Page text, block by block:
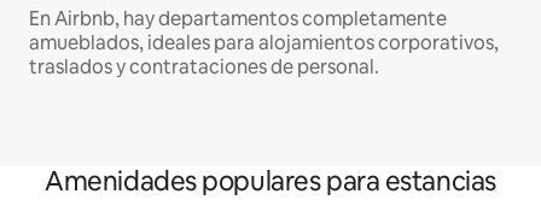
En Airbnb, hay departamentos completamente
amueblados, ideales para alojamientos corporativos,
traslados y contrataciones de personal.
Amenidades populares para estancias